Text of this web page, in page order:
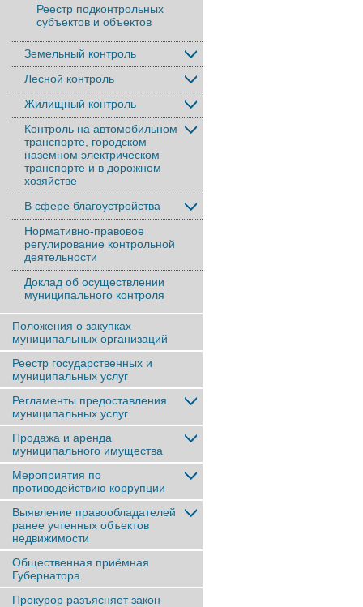
Реестр подконтрольных
субъектов и объектов
Земельный контроль
Лесной контроль
Жилищный контроль
Контроль на автомобильном
транспорте, городском
наземном электрическом
транспорте и в дорожном
хозяйстве
В сфере благоустройства
Нормативно-правовое
регулирование контрольной
деятельности
Доклад об осуществлении
муниципального контроля
Положения о закупках
муниципальных организаций
Реестр государственных и
муниципальных услуг
Регламенты предоставления
муниципальных услуг
Продажа и аренда
муниципального имущества
Мероприятия по
противодействию коррупции
Выявление правообладателей
ранее учтенныx объектов
недвижимости
Общественная приёмная
Губернатора
Прокурор разъясняет закон